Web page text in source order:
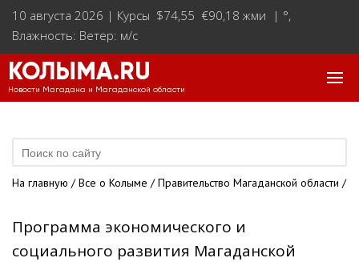
10 августа 2026 | Курсы $74,55 €90,18 жми | °,
Влажность: Ветер: м/с
КОЛЫМА.RU
Новости Магадана и Магаданской области
На главную /Все о Колыме /Правительство Магаданской области /
Программа экономического и
социального развития Магаданской